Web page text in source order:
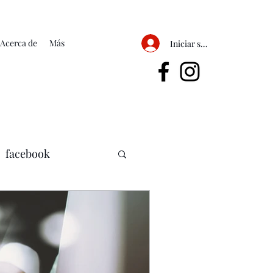
Acerca de Más Iniciar sesión
facebook
mercadotecnia